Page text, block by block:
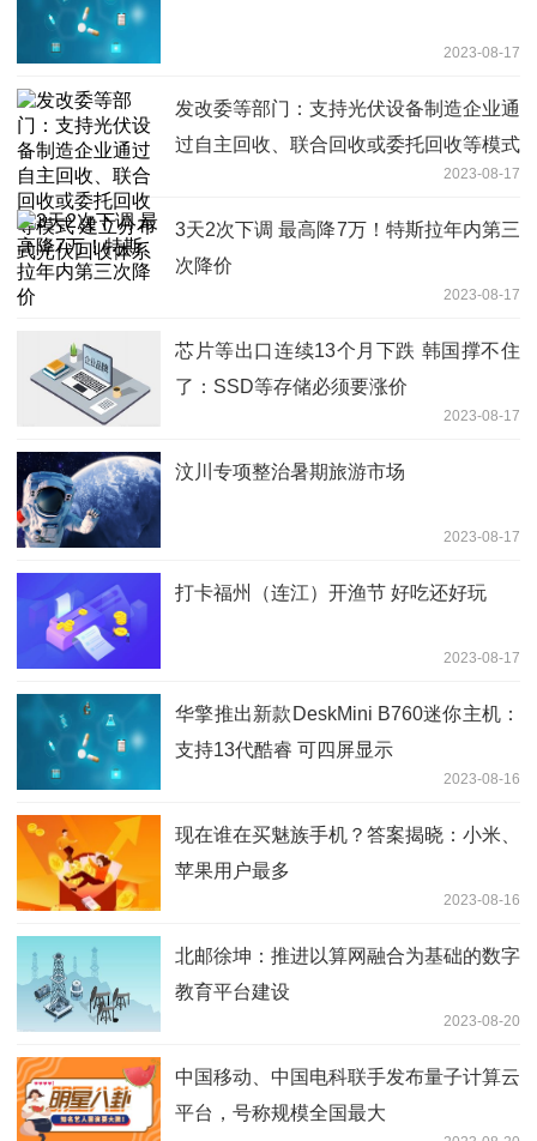
2023-08-17
发改委等部门：支持光伏设备制造企业通
过自主回收、联合回收或委托回收等模式
2023-08-17
3天2次下调 最高降7万！特斯拉年内第三
次降价
2023-08-17
芯片等出口连续13个月下跌 韩国撑不住
了：SSD等存储必须要涨价
2023-08-17
汶川专项整治暑期旅游市场
2023-08-17
打卡福州（连江）开渔节 好吃还好玩
2023-08-17
华擎推出新款DeskMini B760迷你主机：
支持13代酷睿 可四屏显示
2023-08-16
现在谁在买魅族手机？答案揭晓：小米、
苹果用户最多
2023-08-16
北邮徐坤：推进以算网融合为基础的数字
教育平台建设
2023-08-20
中国移动、中国电科联手发布量子计算云
平台，号称规模全国最大